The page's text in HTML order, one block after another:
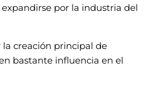
por la industria del
la creación principal de
bastante influencia en el